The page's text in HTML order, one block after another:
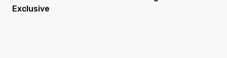
Exclusive